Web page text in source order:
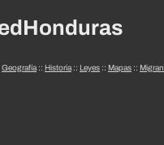
Geografía:: Historia:: Leyes :: Mapas ::